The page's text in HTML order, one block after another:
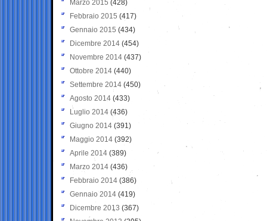
Marzo 2015 (428)
Febbraio 2015 (417)
Gennaio 2015 (434)
Dicembre 2014 (454)
Novembre 2014 (437)
Ottobre 2014 (440)
Settembre 2014 (450)
Agosto 2014 (433)
Luglio 2014 (436)
Giugno 2014 (391)
Maggio 2014 (392)
Aprile 2014 (389)
Marzo 2014 (436)
Febbraio 2014 (386)
Gennaio 2014 (419)
Dicembre 2013 (367)